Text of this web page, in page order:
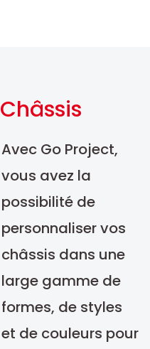
Châssis
Avec Go Project,
vous avez la
possibilité de
personnaliser vos
châssis dans une
large gamme de
formes, de styles
et de couleurs pour